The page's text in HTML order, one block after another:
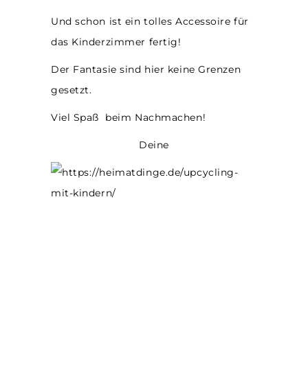
Und schon ist ein tolles Accessoire für
das Kinderzimmer fertig!
Der Fantasie sind hier keine Grenzen
gesetzt.
Viel Spaß beim Nachmachen!
Deine